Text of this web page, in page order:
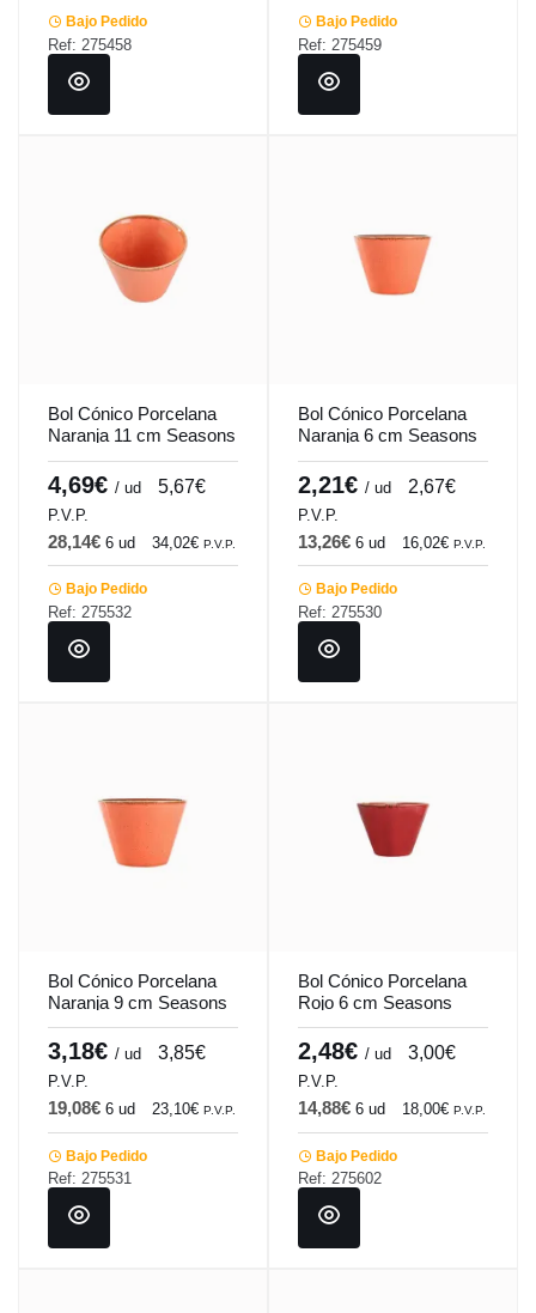
Bajo Pedido
Ref: 275458
Bajo Pedido
Ref: 275459
Bol Cónico Porcelana
Naranja 11 cm Seasons
Porland
4,69€ / ud 5,67€
P.V.P.
28,14€ 6 ud 34,02€ P.V.P.
Bajo Pedido
Ref: 275532
Bol Cónico Porcelana
Naranja 6 cm Seasons
Porland
2,21€ / ud 2,67€
P.V.P.
13,26€ 6 ud 16,02€ P.V.P.
Bajo Pedido
Ref: 275530
Bol Cónico Porcelana
Naranja 9 cm Seasons
Porland
3,18€ / ud 3,85€
P.V.P.
19,08€ 6 ud 23,10€ P.V.P.
Bajo Pedido
Ref: 275531
Bol Cónico Porcelana
Rojo 6 cm Seasons
Porland
2,48€ / ud 3,00€
P.V.P.
14,88€ 6 ud 18,00€ P.V.P.
Bajo Pedido
Ref: 275602